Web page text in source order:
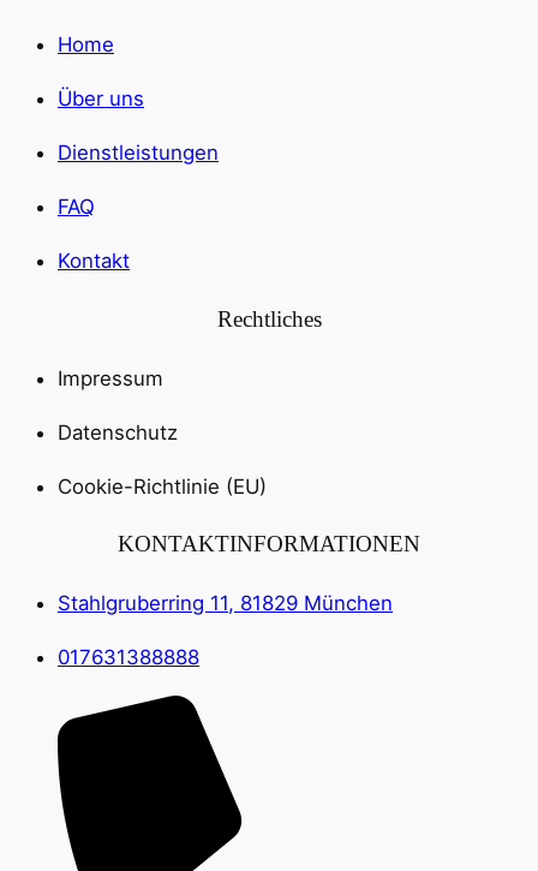
Home
Über uns
Dienstleistungen
FAQ
Kontakt
Rechtliches
Impressum
Datenschutz
Cookie-Richtlinie (EU)
KONTAKTINFORMATIONEN
Stahlgruberring 11, 81829 München
017631388888